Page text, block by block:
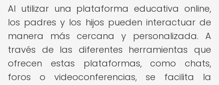
Al utilizar una plataforma educativa online,
los padres y los hijos pueden interactuar de
manera más cercana y personalizada. A
través de las diferentes herramientas que
ofrecen estas plataformas, como chats,
foros o videoconferencias, se facilita la